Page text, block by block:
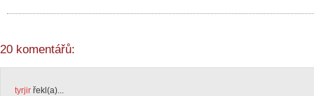
20 komentářů:
tyrjir řekl(a)...